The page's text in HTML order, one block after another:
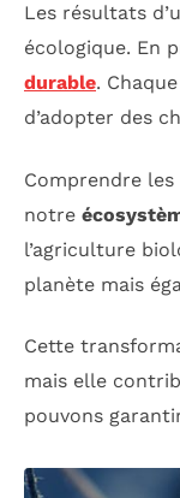
Les résultats
écologique. En
durable.
d’adopter des
Comprendre
notre
l’agriculture
planète mais
Cette
mais elle
pouvons